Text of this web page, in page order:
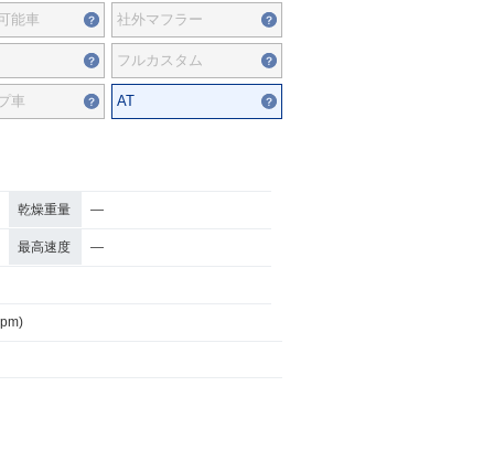
能車 社外マフラー
フルカスタム
車 AT
乾燥重量 ―
最高速度 ―